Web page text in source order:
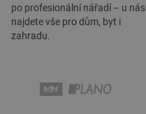
po profesionální nářadí – u nás
najdete vše pro dům, byt i
zahradu.